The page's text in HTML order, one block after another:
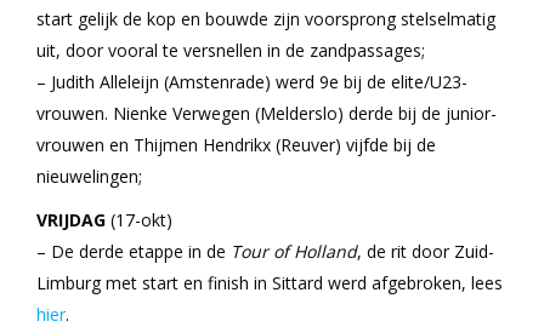
start gelijk de kop en bouwde zijn voorsprong stelselmatig
uit, door vooral te versnellen in de zandpassages;
– Judith Alleleijn (Amstenrade) werd 9e bij de elite/U23-
vrouwen. Nienke Verwegen (Melderslo) derde bij de junior-
vrouwen en Thijmen Hendrikx (Reuver) vijfde bij de
nieuwelingen;
VRIJDAG (17-okt)
– De derde etappe in de Tour of Holland, de rit door Zuid-
Limburg met start en finish in Sittard werd afgebroken, lees
hier.